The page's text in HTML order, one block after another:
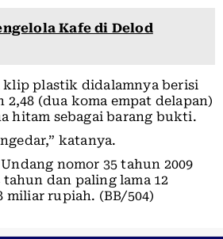
Kafe di Delod
klip plastik didalamnya berisi
(dua koma empat delapan)
hitam sebagai barang bukti.
katanya.
nomor 35 tahun 2009
dan paling lama 12
rupiah. (BB/504)